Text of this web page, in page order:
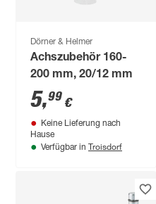
Dörner & Helmer
Achszubehör 160-
200 mm, 20/12 mm
5,99 €
Keine Lieferung nach
Hause
Verfügbar in Troisdorf